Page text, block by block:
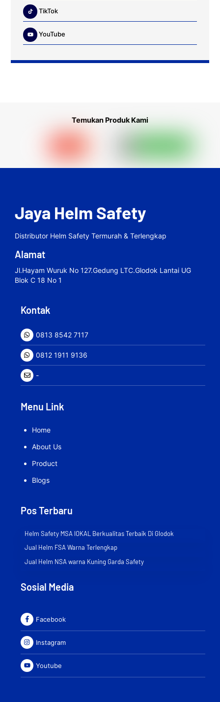
TikTok
YouTube
Temukan Produk Kami
Jaya Helm Safety
Distributor Helm Safety Termurah & Terlengkap
Alamat
Jl.hayam Wuruk No 127.gedung LTC.Glodok Lantai UG
Blok C 18 No 1
Kontak
0813 8542 7117
0812 1911 9136
-
Menu Link
Home
About Us
Product
Blogs
Pos Terbaru
Helm Safety MSA lOKAL Berkualitas Terbaik Di Glodok
Jual Helm FSA Warna Terlengkap
Jual Helm NSA warna Kuning Garda Safety
Sosial Media
Facebook
Instagram
Youtube